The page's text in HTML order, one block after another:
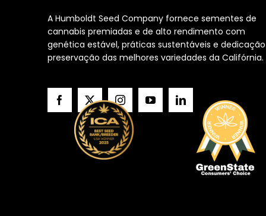
A Humboldt Seed Company fornece sementes de
cannabis premiadas e de alto rendimento com
genética estável, práticas sustentáveis e
preservação das melhores variedades da Califórnia.